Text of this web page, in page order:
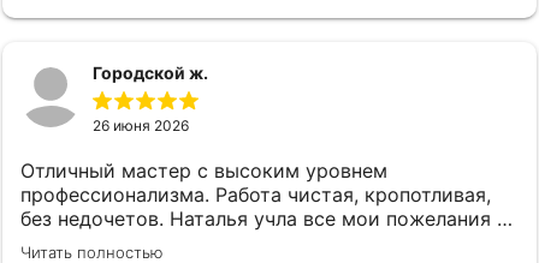
Городской ж.
26 июня 2026
Отличный мастер с высоким уровнем
профессионализма. Работа чистая, кропотливая,
без недочетов. Наталья учла все мои пожелания и
дала грамотные рекомендации по форме и цвету.
Читать полностью